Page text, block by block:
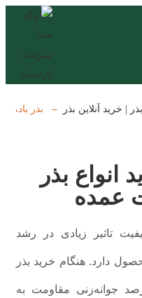
| خرید آنلاین بذر بذر
انواع بذر
عمده
تاثیر زیادی در رشد
دارد. هنگام خرید بذر
جوانه‌زنی مقاومت به